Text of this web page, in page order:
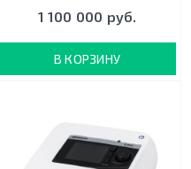
1 100 000 руб.
В КОРЗИНУ